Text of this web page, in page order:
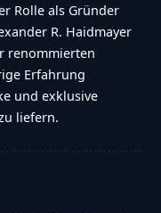
Rolle als Gründer
R. Haidmayer
renommierten
Erfahrung
und exklusive
liefern.